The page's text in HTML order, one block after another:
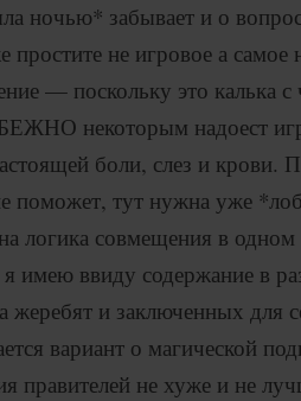
ночью* забывает и о
простите не игровое а
— поскольку это калька с
некоторым надоест
боли, слез и крови.
поможет, тут нужна уже
логика совмещения в
имею ввиду содержание в
жеребят и заключенных для
вариант о магической
правителей не хуже и не